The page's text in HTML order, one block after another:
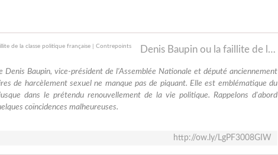
Denis Baupin ou la faillite de la classe politique française | Contrepoints
Denis Baupin, vice-président de l'Assemblée Nationale et député anciennement
de harcèlement sexuel ne manque pas de piquant. Elle est emblématique du
dans le prétendu renouvellement de la vie politique. Rappelons d'abord
coïncidences malheureuses.
http://ow.ly/LgPF3008GIW